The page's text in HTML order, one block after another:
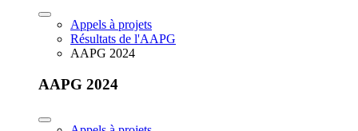
Appels à projets
Résultats de l'AAPG
AAPG 2024
AAPG 2024